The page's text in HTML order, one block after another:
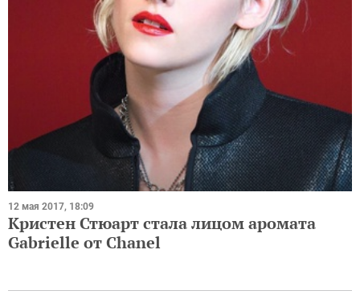
12 мая 2017, 18:09
Кристен Стюарт стала лицом аромата
Gabrielle от Chanel